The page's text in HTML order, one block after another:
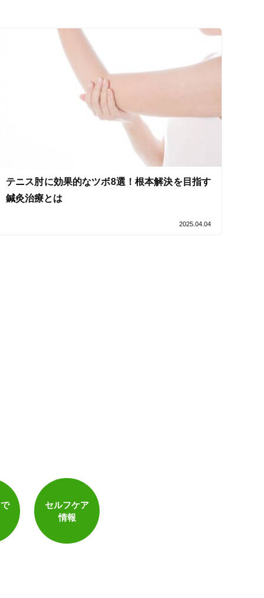
セルフケアアドバイス
テニス肘に効果的なツボ8選！根本解決を目指す
鍼灸治療とは
2025.04.04
セルフケア
情報